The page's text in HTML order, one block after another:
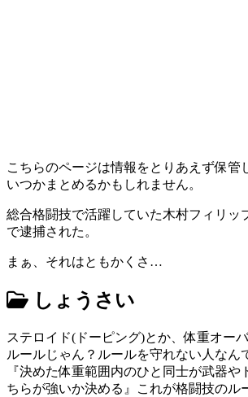
こちらのページは情報をとりあえず保管
いつかまとめるかもしれません。
総合格闘技で活躍していた木村フィリッ
で逮捕された。
まぁ、それはともかくさ…
しょうさい
ステロイド(ドーピング)とか、体重オー
ルールじゃん？ルールを守れない人なん
『決めた体重範囲内のひと同士が武器や
ちらが強いか決める』これが格闘技のル